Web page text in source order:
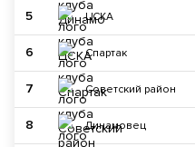
5 ЦСКА
6 Спартак
7 Советский район
8 Динамовец